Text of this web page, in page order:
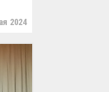
2024